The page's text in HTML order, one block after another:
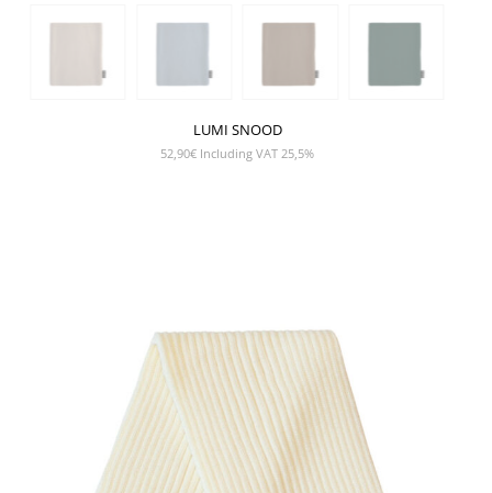
LUMI SNOOD
52,90€ Including VAT 25,5%